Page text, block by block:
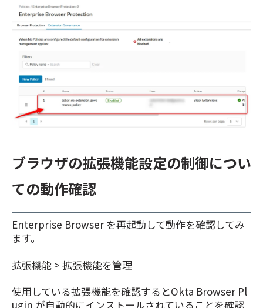
ブラウザの拡張機能設定の制御につい
ての動作確認
Enterprise Browser を再起動して動作を確認してみ
ます。
拡張機能 > 拡張機能を管理
使用している拡張機能を確認するとOkta Browser Pl
ugin が自動的にインストールされていることを確認